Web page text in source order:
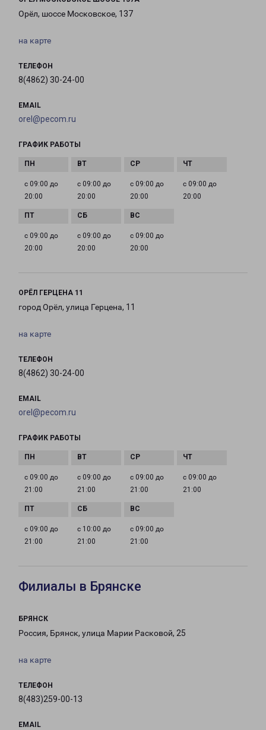
Орёл, шоссе Московское, 137
на карте
ТЕЛЕФОН
8(4862) 30-24-00
EMAIL
orel@pecom.ru
ГРАФИК РАБОТЫ
с 09:00 до
20:00
с 09:00 до
20:00
с 09:00 до
20:00
с 09:00 до
20:00
с 09:00 до
20:00
с 09:00 до
20:00
с 09:00 до
20:00
ОРЁЛ ГЕРЦЕНА 11
город Орёл, улица Герцена, 11
на карте
ТЕЛЕФОН
8(4862) 30-24-00
EMAIL
orel@pecom.ru
ГРАФИК РАБОТЫ
с 09:00 до
21:00
с 09:00 до
21:00
с 09:00 до
21:00
с 09:00 до
21:00
с 09:00 до
21:00
с 10:00 до
21:00
с 09:00 до
21:00
Филиалы в Брянске
БРЯНСК
Россия, Брянск, улица Марии Расковой, 25
на карте
ТЕЛЕФОН
8(483)259-00-13
EMAIL